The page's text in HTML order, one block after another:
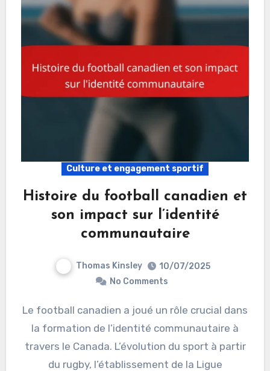
Culture et engagement sportif
Histoire du football canadien et
son impact sur l’identité
communautaire
Thomas Kinsley
10/07/2025
No Comments
Le football canadien a joué un rôle crucial dans
la formation de l’identité communautaire à
travers le Canada. L’évolution du sport à partir
du rugby, l’établissement de la Ligue